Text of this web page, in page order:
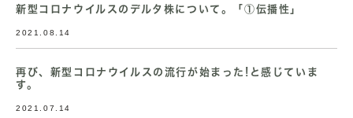
新型コロナウイルスのデルタ株について。「①伝播性」
2021.08.14
再び、新型コロナウイルスの流行が始まった!と感じていま
す。
2021.07.14